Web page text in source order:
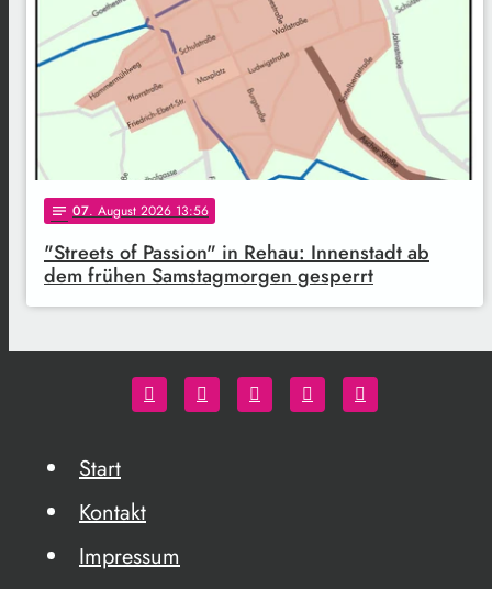
notes 07. August 2026 13:56
"Streets of Passion" in Rehau: Innenstadt ab
dem frühen Samstagmorgen gesperrt
Start
Kontakt
Impressum